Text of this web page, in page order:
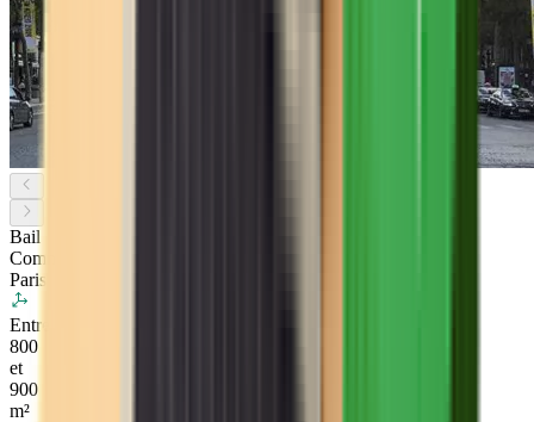
Bail
Commercial
Paris
Entre
800
et
900
m²